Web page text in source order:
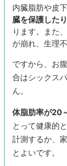
内臓脂肪や皮
臓を保護した
ります。また
が崩れ、生理
ですから、お
合はシックス
ん。
体脂肪率が20
とって健康的
計測するか、
とよいです。